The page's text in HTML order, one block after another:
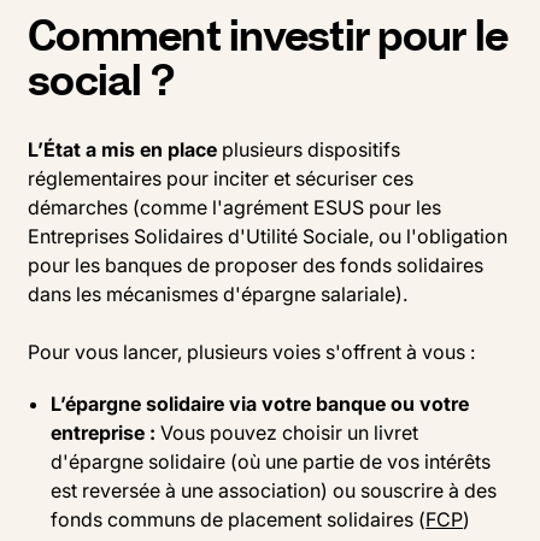
Comment investir pour le
social ?
L’État a mis en place plusieurs dispositifs
réglementaires pour inciter et sécuriser ces
démarches (comme l'agrément ESUS pour les
Entreprises Solidaires d'Utilité Sociale, ou l'obligation
pour les banques de proposer des fonds solidaires
dans les mécanismes d'épargne salariale).
Pour vous lancer, plusieurs voies s'offrent à vous :
L’épargne solidaire via votre banque ou votre
entreprise : Vous pouvez choisir un livret
d'épargne solidaire (où une partie de vos intérêts
est reversée à une association) ou souscrire à des
fonds communs de placement solidaires (FCP)